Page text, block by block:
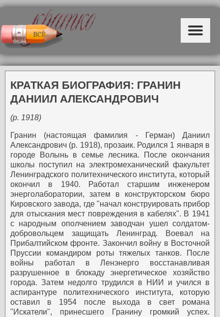
КРАТКАЯ БИОГРАФИЯ: ГРАНИН
ДАНИИЛ АЛЕКСАНДРОВИЧ
(р. 1918)
Гранин (настоящая фамилия - Герман) Даниил
Александрович (р. 1918), прозаик. Родился 1 января в
городе Волынь в семье лесника. После окончания
школы поступил на электромеханический факультет
Ленинградского политехнического института, который
окончил в 1940. Работал старшим инженером
энерголаборатории, затем в конструкторском бюро
Кировского завода, где "начал конструировать прибор
для отыскания мест повреждения в кабелях". В 1941
с народным ополчением заводчан ушел солдатом-
добровольцем защищать Ленинград. Воевал на
Прибалтийском фронте. Закончил войну в Восточной
Пруссии командиром роты тяжелых танков. После
войны работал в Ленэнерго восстанавливая
разрушенное в блокаду энергетическое хозяйство
города. Затем недолго трудился в НИИ и учился в
аспирантуре политехнического института, которую
оставил в 1954 после выхода в свет романа
"Искатели", принесшего Гранину громкий успех.